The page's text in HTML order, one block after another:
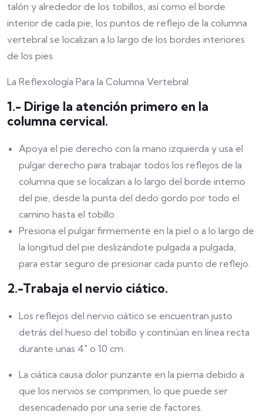
talón y alrededor de los tobillos, así como el borde
interior de cada pie, los puntos de reflejo de la columna
vertebral se localizan a lo largo de los bordes interiores
de los pies.
La Reflexología Para la Columna Vertebral
1.- Dirige la atención primero en la
columna cervical.
Apoya el pie derecho con la mano izquierda y usa el
pulgar derecho para trabajar todos los reflejos de la
columna que se localizan a lo largo del borde interno
del pie, desde la punta del dedo gordo por todo el
camino hasta el tobillo.
Presiona el pulgar firmemente en la piel o a lo largo de
la longitud del pie deslizándote pulgada a pulgada,
para estar seguro de presionar cada punto de reflejo.
2.-Trabaja el nervio ciático.
Los reflejos del nervio ciático se encuentran justo
detrás del hueso del tobillo y continúan en línea recta
durante unas 4″ o 10 cm.
La ciática causa dolor punzante en la pierna debido a
que los nervios se comprimen, lo que puede ser
desencadenado por una serie de factores.